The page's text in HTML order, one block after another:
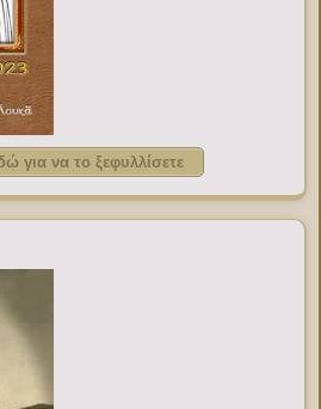
για να το ξεφυλλίσετε